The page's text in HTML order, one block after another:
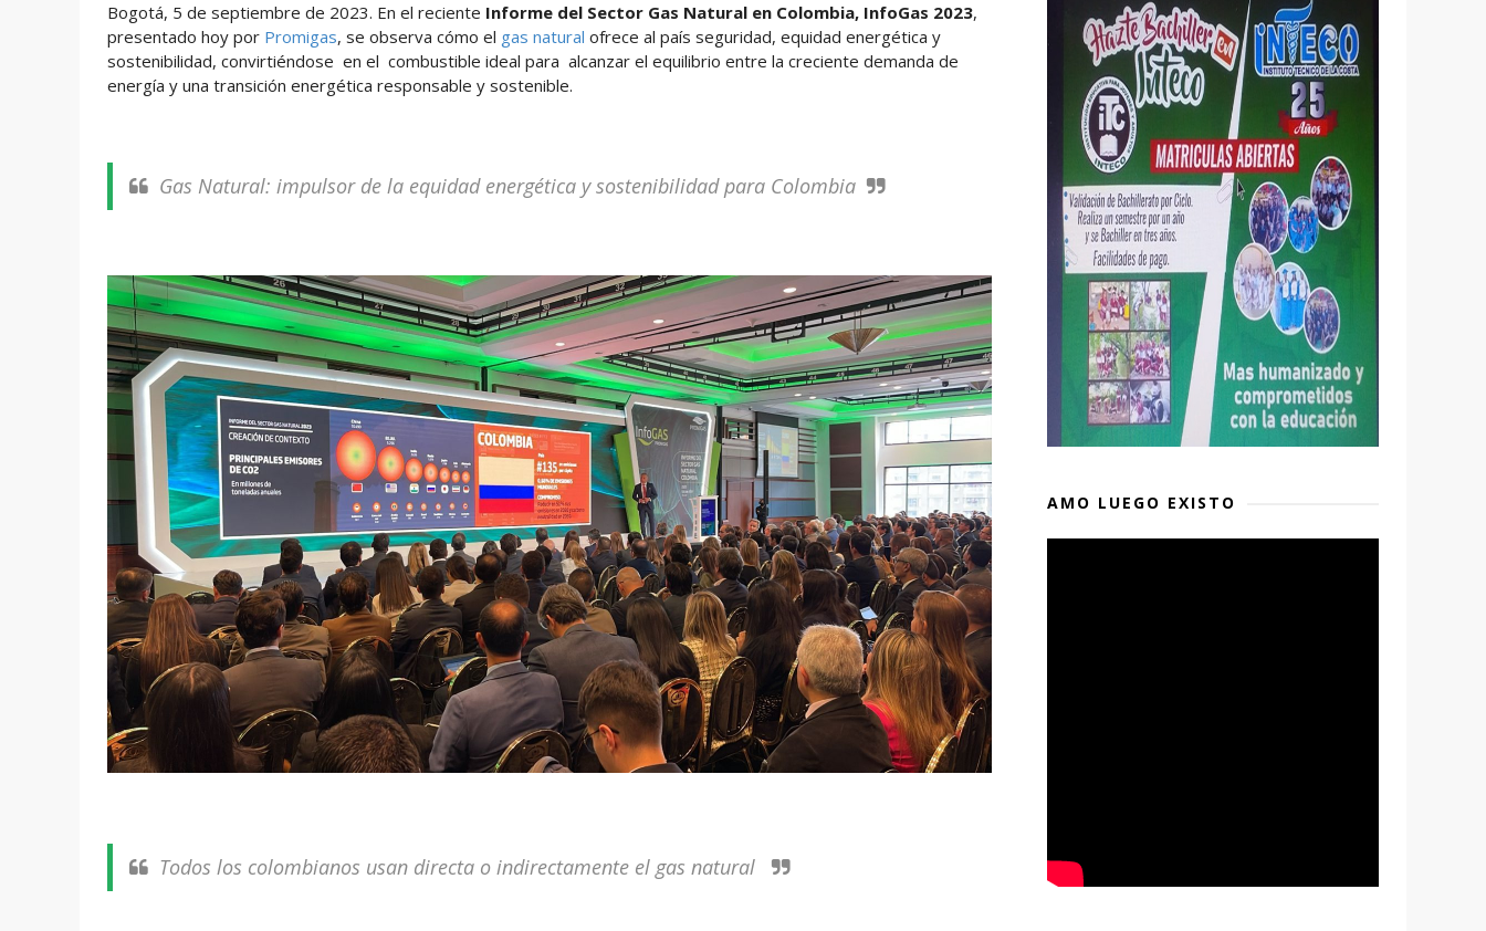
Bogotá, 5 de septiembre de 2023. En el reciente Informe del Sector Gas Natural en Colombia, InfoGas 2023,
presentado hoy por Promigas, se observa cómo el gas natural ofrece al país seguridad, equidad energética y
sostenibilidad, convirtiéndose en el combustible ideal para alcanzar el equilibrio entre la creciente demanda de
energía y una transición energética responsable y sostenible.
Gas Natural: impulsor de la equidad energética y sostenibilidad para Colombia
Todos los colombianos usan directa o indirectamente el gas natural
AMO LUEGO EXISTO